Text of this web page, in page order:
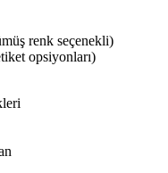
renk seçenekli)
opsiyonları)